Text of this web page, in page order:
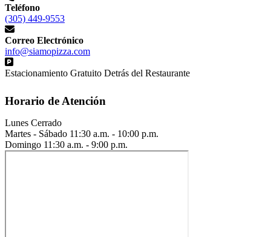
Teléfono
(305) 449-9553
Correo Electrónico
info@siamopizza.com
Estacionamiento Gratuito Detrás del Restaurante
Horario de Atención
Lunes Cerrado
Martes - Sábado 11:30 a.m. - 10:00 p.m.
Domingo 11:30 a.m. - 9:00 p.m.